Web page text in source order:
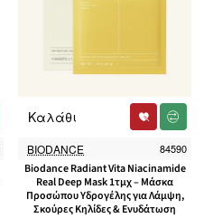
BIODANCE 84590
Biodance Radiant Vita Niacinamide
Real Deep Mask 1τμχ – Μάσκα
Προσώπου Υδρογέλης για Λάμψη,
Σκούρες Κηλίδες & Ενυδάτωση
Καλάθι